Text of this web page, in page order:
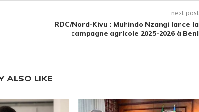
next post
RDC/Nord-Kivu : Muhindo Nzangi lance la
campagne agricole 2025-2026 à Beni
ALSO LIKE